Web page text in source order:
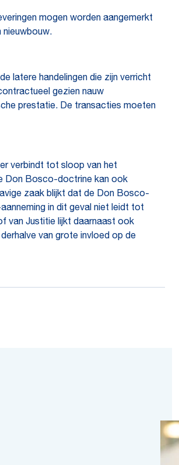
mogen worden aangemerkt
nieuwbouw.
latere handelingen die zijn verricht
gezien nauw
prestatie. De transacties moeten
verbindt tot sloop van het
Don Bosco-doctrine kan ook
zaak blijkt dat de Don Bosco-
in dit geval niet leidt tot
van Justitie lijkt daarnaast ook
van grote invloed op de